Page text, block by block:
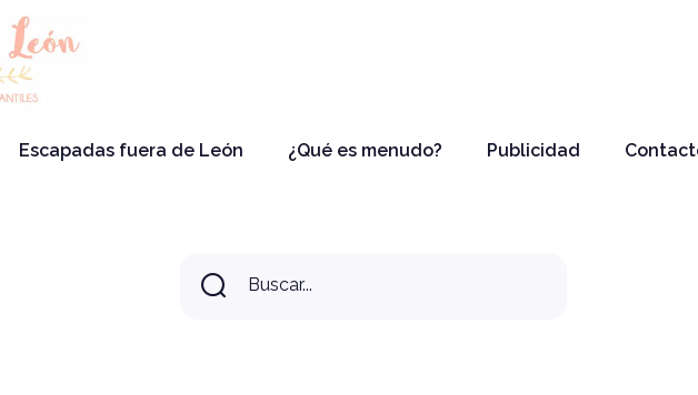
Escapadas fuera de León ¿Qué es menudo? Publicidad
Buscar...
Buscar